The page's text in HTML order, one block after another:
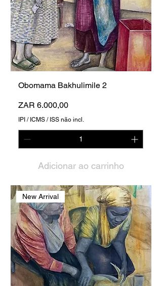
Obomama Bakhulimile 2
Preço
ZAR 6.000,00
IPI / ICMS / ISS não incl.
Adicionar ao carrinho
New Arrival